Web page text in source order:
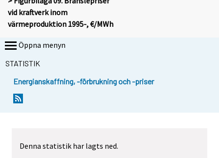
vid kraftverk inom
värmeproduktion 1995-, €/MWh
Öppna menyn
STATISTIK
Energianskaffning, -förbrukning och -priser
Denna statistik har lagts ned.